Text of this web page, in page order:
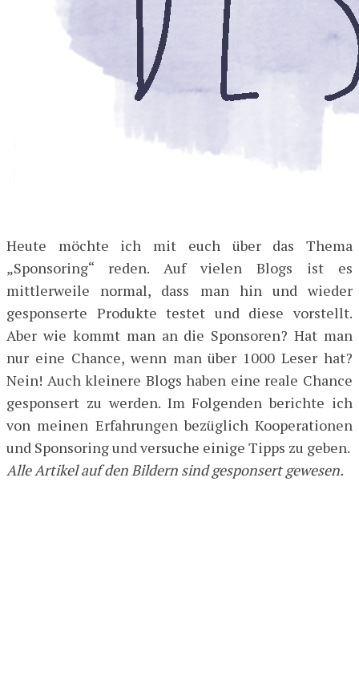
Heute möchte ich mit euch über das Thema
„Sponsoring“ reden. Auf vielen Blogs ist es
mittlerweile normal, dass man hin und wieder
gesponserte Produkte testet und diese vorstellt.
Aber wie kommt man an die Sponsoren? Hat man
nur eine Chance, wenn man über 1000 Leser hat?
Nein! Auch kleinere Blogs haben eine reale Chance
gesponsert zu werden. Im Folgenden berichte ich
von meinen Erfahrungen bezüglich Kooperationen
und Sponsoring und versuche einige Tipps zu geben.
Alle Artikel auf den Bildern sind gesponsert gewesen.